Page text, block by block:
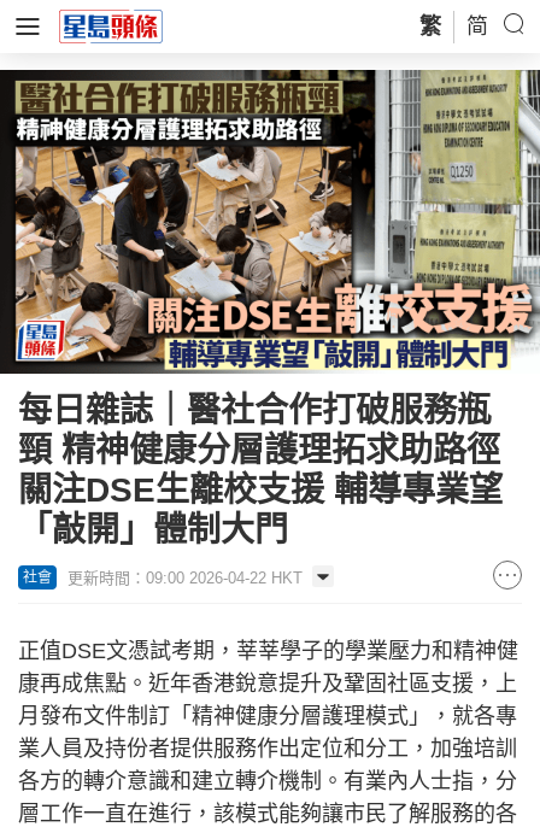
繁 简
每日雜誌｜醫社合作打破服務瓶
頸 精神健康分層護理拓求助路徑
關注DSE生離校支援 輔導專業望
「敲開」體制大門
社會 更新時間：09:00 2026-04-22 HKT
正值DSE文憑試考期，莘莘學子的學業壓力和精神健
康再成焦點。近年香港銳意提升及鞏固社區支援，上
月發布文件制訂「精神健康分層護理模式」，就各專
業人員及持份者提供服務作出定位和分工，加強培訓
各方的轉介意識和建立轉介機制。有業內人士指，分
層工作一直在進行，該模式能夠讓市民了解服務的各